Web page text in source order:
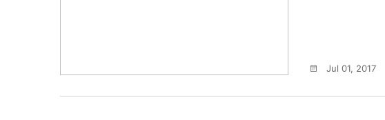
Jul 01, 2017